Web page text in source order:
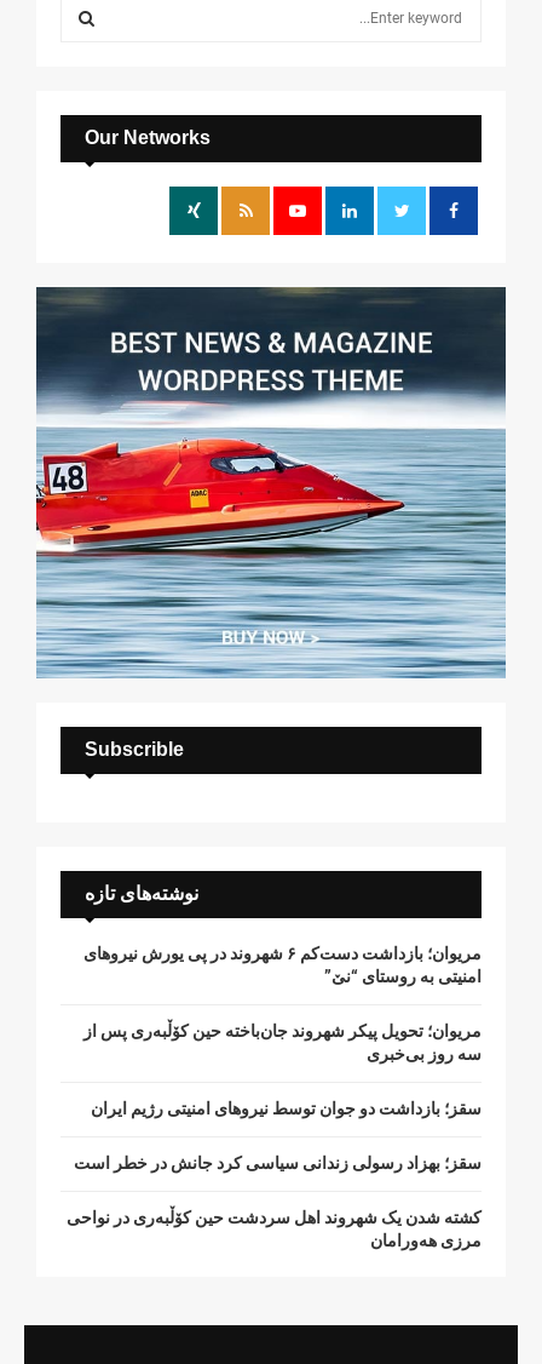
f
o
E
A
H
Our Networks
Subscrible
نوشته‌های تازه
مریوان؛ بازداشت دست‌کم ۶ شهروند در پی یورش نیروهای
امنیتی به روستای “نێ”
مریوان؛ تحویل پیکر شهروند جان‌باخته حین کۆڵبەری پس از
سە روز بی‌خبری
سقز؛ بازداشت دو جوان توسط نیروهای امنیتی رژیم ایران
سقز؛ بهزاد رسولی زندانی سیاسی کرد جانش در خطر است
کشتە شدن یک شهروند اهل سردشت حین کۆڵبەری در نواحی
مرزی هەورامان